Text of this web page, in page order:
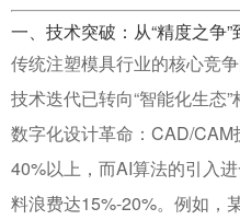
一、技术突破：从“精度之争”
传统注塑模具行业的核心竞
技术迭代已转向“智能化生态”
数字化设计革命 ：CAD/
40%以上，而AI算法的引入
料浪费达15%-20%。例如，